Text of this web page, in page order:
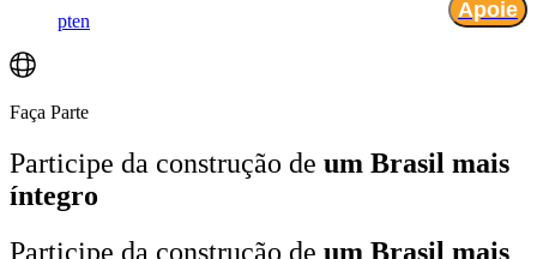
pten Apoie
Faça Parte
Participe da construção de um Brasil mais
íntegro
Participe da construção de um Brasil mais